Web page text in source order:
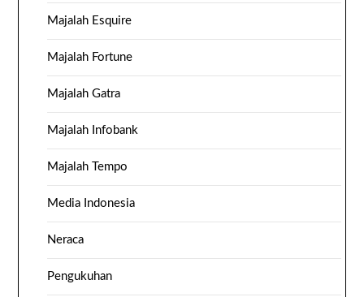
Majalah Esquire
Majalah Fortune
Majalah Gatra
Majalah Infobank
Majalah Tempo
Media Indonesia
Neraca
Pengukuhan